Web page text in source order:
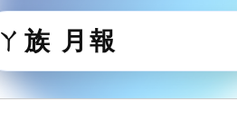
ㄚ族 月報